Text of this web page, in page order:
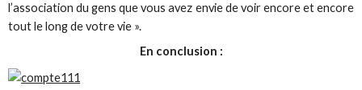
l’association du gens que vous avez envie de voir encore et encore
tout le long de votre vie ».
En conclusion :